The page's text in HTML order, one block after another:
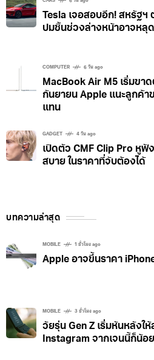
Tesla เจอสอบอีก! สหรัฐฯ
ปมชิ้นช่วงล่างหน้าอาจหลุ
COMPUTER 6 วัน ago
MacBook Air M5 เริ่มขา
กันยายน Apple แนะลูกค้า
แทน
GADGET 4 วัน ago
เปิดตัว CMF Clip Pro หูฟั
สบาย ในราคาที่จับต้องได้
บทความล่าสุด
MOBILE 1 ชั่วโมง ago
Apple อาจขึ้นราคา
MOBILE 3 ชั่วโมง ago
วัยรุ่น Gen Z เริ่มหันหลังใ
Instagram จากเจนนี้ก็น้อ